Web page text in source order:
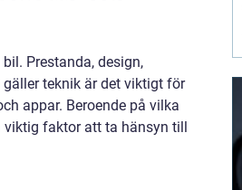
Prestanda, design,
teknik är det viktigt för
appar. Beroende på vilka
viktig faktor att ta hänsyn till